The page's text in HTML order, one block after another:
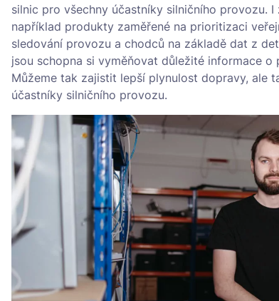
silnic pro všechny účastníky silničního provozu.
například produkty zaměřené na prioritizaci
sledování provozu a chodců na základě dat z
jsou schopna si vyměňovat důležité informace
Můžeme tak zajistit lepší plynulost dopravy, ale
účastníky silničního provozu.